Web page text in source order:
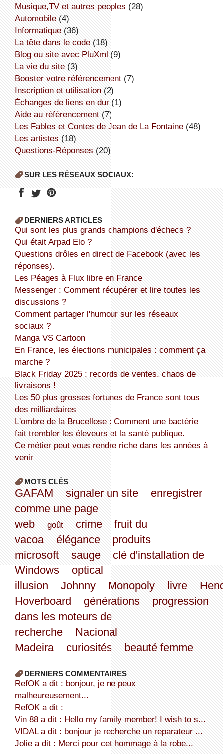
Musique,TV et autres peoples (28)
Automobile(4)
informatique(36)
la tête dans le code(18)
Blog ou site avec PluXml (9)
la vie du site(3)
booster votre référencement(7)
inscription et utilisation(2)
échanges de liens en dur(1)
aide au référencement(7)
Les Fables et Contes de Jean de La Fontaine(48)
Les artistes (18)
Questions-Réponses (20)
SUR LES RÉSEAUX SOCIAUX:
DERNIERS ARTICLES
Qui sont les plus grands champions d'échecs ?
Qui était Arpad Elo ?
Questions drôles en direct de Facebook (avec les
réponses).
Les Péages à Flux libre en France
Messenger : Comment récupérer et lire toutes les
discussions ?
Comment partager l'humour sur les réseaux
sociaux ?
Manga VS Cartoon
En France, les élections municipales : comment ça
marche ?
Black Friday 2025 : records de ventes, chaos de
livraisons !
Les 50 plus grosses fortunes de France sont tous
des milliardaires
L'ombre de la Brucellose : Comment une bactérie
fait trembler les éleveurs et la santé publique.
Ce métier peut vous rendre riche dans les années à
venir
MOTS CLÉS
GAFAM signaler un site
enregistrer
comme une page
web
goût crime
fruit du
vacoa
élégance
produits
microsoft
sauge
clé d'installation de
Windows
optical
illusion
Johnny Monopoly livre
Hoverboard
générations
progression
dans les moteurs de
recherche
Nacional
Madeira
curiosités beauté femme
DERNIERS COMMENTAIRES
refOK a dit : bonjour, je ne peux
malheureusement...
refOK a dit :
Vin 88 a dit : Hello my family member! I wish to s...
VIDAL a dit : bonjour je recherche un reparateur ...
Jolie a dit : Merci pour cet hommage à la robe...